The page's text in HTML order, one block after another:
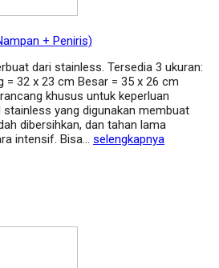
+ Peniris)
dari stainless. Tersedia 3 ukuran:
= 32 x 23 cm Besar = 35 x 26 cm
khusus untuk keperluan
yang digunakan membuat
dibersihkan, dan tahan lama
intensif. Bisa… selengkapnya